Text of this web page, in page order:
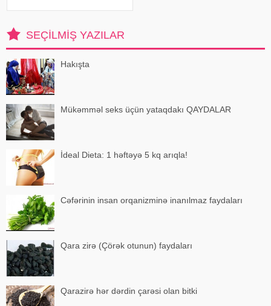
ilə zövqSEÇILMIŞ YAZILAR
Hakışta
Mükəmməl seks üçün yataqdakı QAYDALAR
İdeal Dieta: 1 həftəyə 5 kq arıqla!
Cəfərinin insan orqanizminə inanılmaz faydaları
Qara zirə (Çörək otunun) faydaları
Qarazirə hər dərdin çarəsi olan bitki